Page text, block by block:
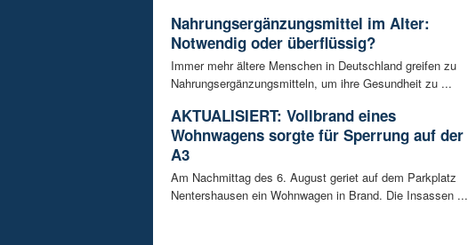
Nahrungsergänzungsmittel im Alter:
Notwendig oder überflüssig?
Immer mehr ältere Menschen in Deutschland greifen zu
Nahrungsergänzungsmitteln, um ihre Gesundheit zu ...
AKTUALISIERT: Vollbrand eines
Wohnwagens sorgte für Sperrung auf der
A3
Am Nachmittag des 6. August geriet auf dem Parkplatz
Nentershausen ein Wohnwagen in Brand. Die Insassen ...